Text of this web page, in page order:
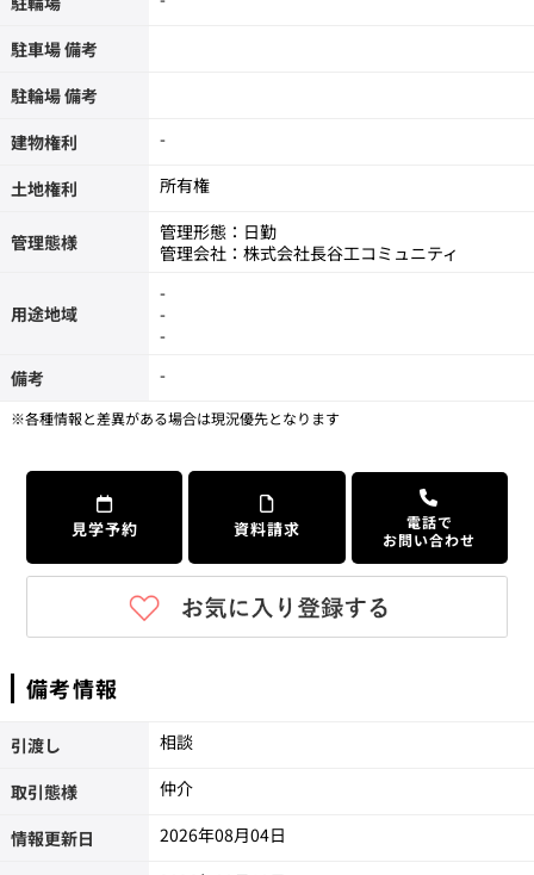
駐車場 備考
駐輪場 備考
建物権利
-
土地権利 所有権
管理態様
管理形態：日勤
管理会社：株式会社長谷工コミュニティ
用途地域
-
-
-
備考
-
※各種情報と差異がある場合は現況優先となります
見学予約 資料請求
電話で
お問い合わせ
備考情報
引渡し 相談
取引態様 仲介
情報更新日 2026年08月04日